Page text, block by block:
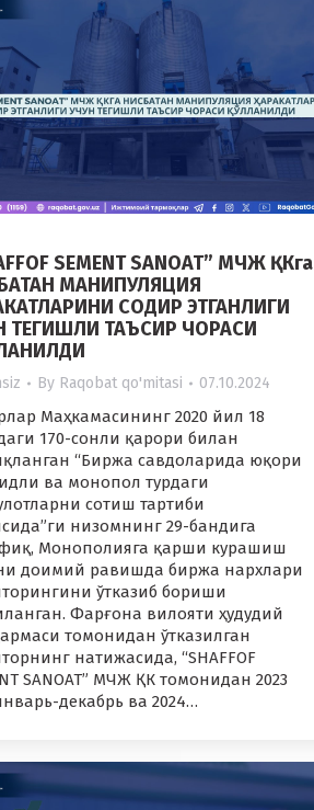
SEMENT SANOAT” МЧЖ ҚКга
МАНИПУЛЯЦИЯ
СОДИР ЭТГАНЛИГИ
ТЕГИШЛИ ТАЪСИР ЧОРАСИ
By Raqobat qo'mitasi 07.10.2024
Маҳкамасининг 2020 йил 18
170-сонли қарори билан
“Биржа савдоларида юқори
ва монопол турдаги
сотиш тартиби
низомнинг 29-бандига
Монополияга қарши курашиш
доимий равишда биржа нархлари
ўтказиб бориши
Фарғона вилояти ҳудудий
томонидан ўтказилган
натижасида, “SHAFFOF
SANOAT” МЧЖ ҚК томонидан 2023
декабрь ва 2024…